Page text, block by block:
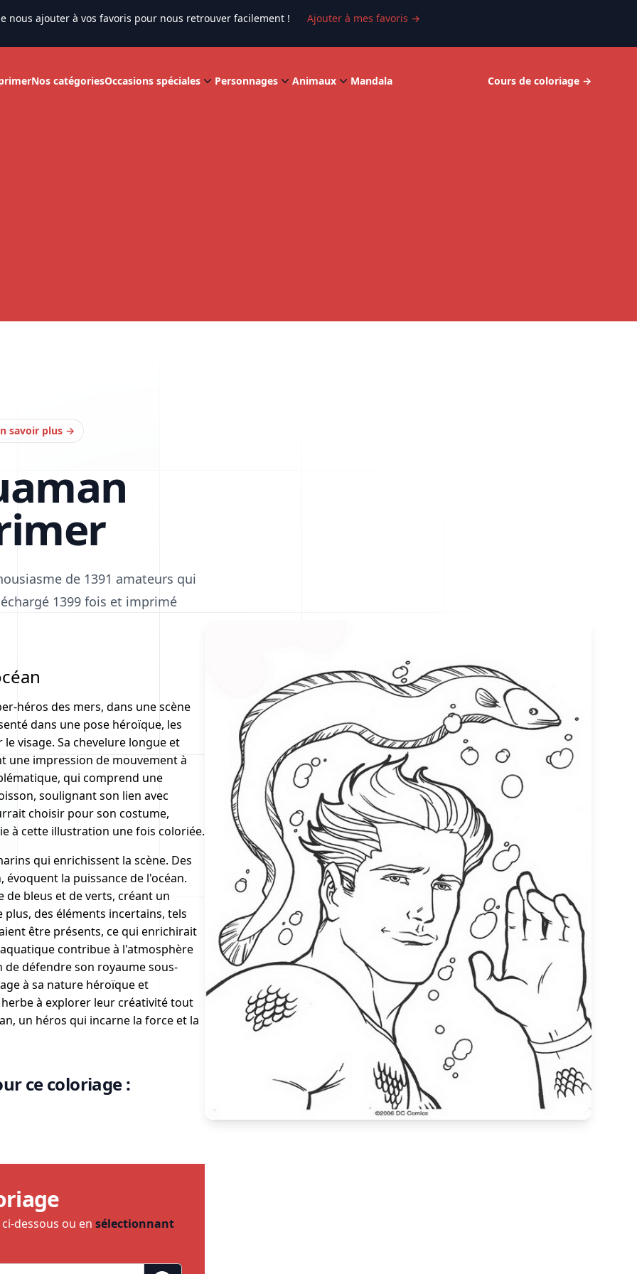
nous ajouter à vos favoris pour nous retrouver facilement ! Ajouter à mes favoris →
Nos catégoriesOccasions spéciales Personnages Animaux Mandala Cours de coloriage →
savoir plus →
de 1391 amateurs qui
1399 fois et imprimé
héros des mers, dans une scène
dans une pose héroïque, les
visage. Sa chevelure longue et
une impression de mouvement à
qui comprend une
soulignant son lien avec
choisir pour son costume,
à cette illustration une fois coloriée.
qui enrichissent la scène. Des
évoquent la puissance de l'océan.
de bleus et de verts, créant un
des éléments incertains, tels
être présents, ce qui enrichirait
contribue à l'atmosphère
défendre son royaume sous-
à sa nature héroïque et
à explorer leur créativité tout
un héros qui incarne la force et la
ce coloriage :
dessous ou en sélectionnant